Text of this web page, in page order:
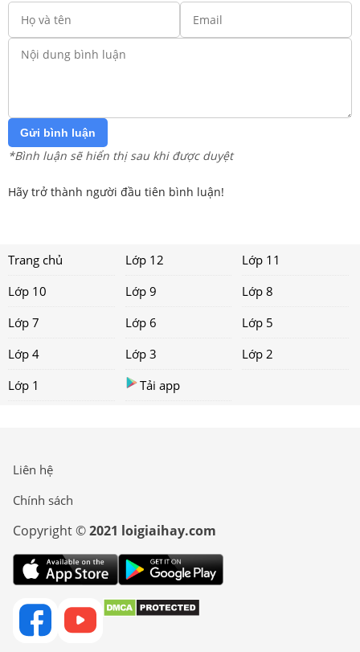
Gửi bình luận
*Bình luận sẽ hiển thị sau khi được duyệt
Hãy trở thành người đầu tiên bình luận!
Trang chủ Lớp 12
Lớp 11
Lớp 10
Lớp 9
Lớp 8
Lớp 7
Lớp 6
Lớp 5
Lớp 4
Lớp 3
Lớp 2
Lớp 1
Tải app
Liên hệ
Chính sách
Copyright ©2021 loigiaihay.com